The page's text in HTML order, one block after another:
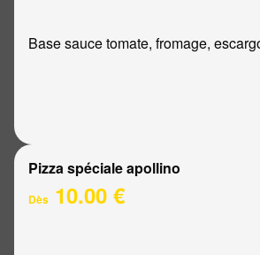
Base sauce tomate, fromage,
Pizza spéciale apollino
Dès 10.00 €